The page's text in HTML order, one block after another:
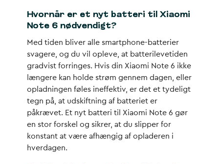
Hvornår er et nyt batteri til Xiaomi
Note 6 nødvendigt?
Med tiden bliver alle smartphone-batterier
svagere, og du vil opleve, at batterilevetiden
gradvist forringes. Hvis din Xiaomi Note 6 ikke
længere kan holde strøm gennem dagen, eller
opladningen føles ineffektiv, er det et tydeligt
tegn på, at udskiftning af batteriet er
påkrævet. Et nyt batteri til Xiaomi Note 6 gør
en stor forskel og sikrer, at du slipper for
konstant at være afhængig af opladeren i
hverdagen.